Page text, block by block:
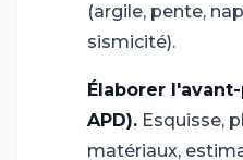
(argile, pente,
sismicité).
Élaborer
APD). Esquisse,
matériaux,